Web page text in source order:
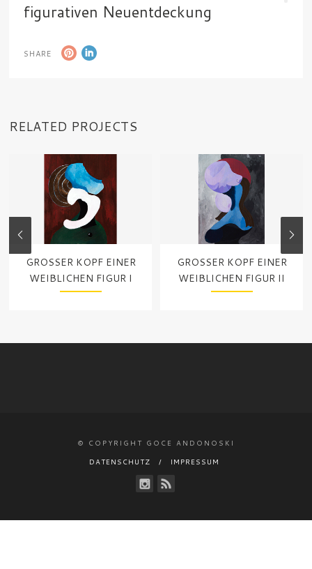
figurativen Neuentdeckung
Acryl auf Pappe
67,0 cm x 71,3 cm
SHARE
RELATED PROJECTS
GROSSER KOPF EINER W
EIBLICHEN FIGUR I
GROSSER KOPF EINER W
EIBLICHEN FIGUR II
© COPYRIGHT GOCE ANDONOSKI
DATENSCHUTZ
IMPRESSUM